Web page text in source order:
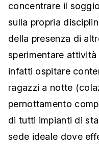
concentrare il
sulla propria
della presenza di
sperimentare
infatti ospitare
ragazzi a notte
pernottamento
di tutti impianti di
sede ideale dove